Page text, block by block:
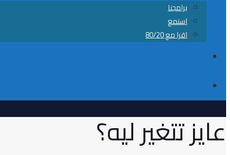
برامجنا
استمع
اقرا مع 80/20
عايز تتغير ليه؟